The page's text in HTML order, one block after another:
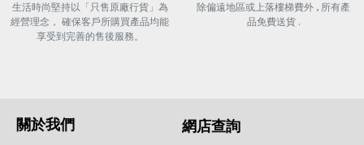
生活時尚堅持以「只售原廠行貨」為
經營理念， 確保客戶所購買產品均能
享受到完善的售後服務。
除偏遠地區或上落樓梯費外 , 所有產
品免費送貨 .
關於我們 網店查詢